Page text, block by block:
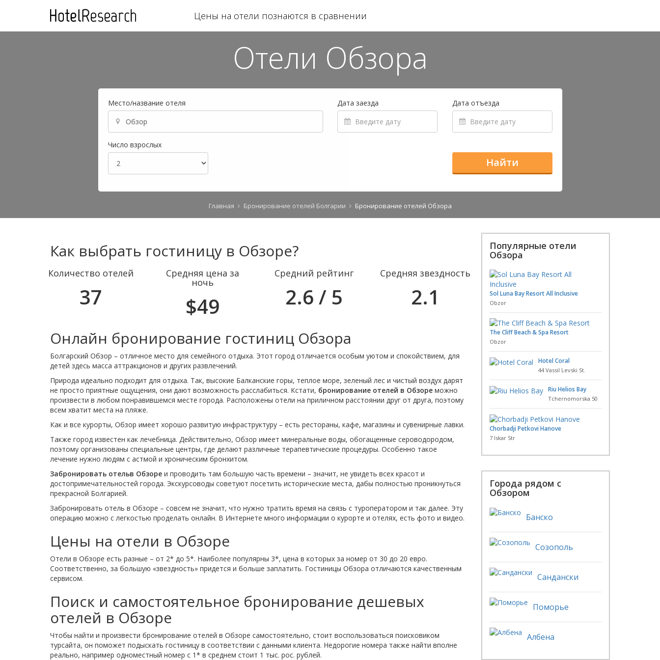
Цены на отели познаются в сравнении
Отели Обзора
Место/название отеля Дата заезда Дата отъезда
Число взрослых
Найти
Главная Бронирование отелей Болгарии Бронирование отелей Обзора
Как выбрать гостиницу в Обзоре?
Количество отелей
37
Средняя цена за
ночь
$49
Средний рейтинг
2.6 / 5
Средняя звездность
2.1
Онлайн бронирование гостиниц Обзора
Болгарский Обзор – отличное место для семейного отдыха. Этот город отличается особым уютом и спокойствием, для
детей здесь масса аттракционов и других развлечений.
Природа идеально подходит для отдыха. Так, высокие Балканские горы, теплое море, зеленый лес и чистый воздух дарят
не просто приятные ощущения, они дают возможность расслабиться. Кстати, бронирование отелей в Обзоре можно
произвести в любом понравившемся месте города. Расположены отели на приличном расстоянии друг от друга, поэтому
всем хватит места на пляже.
Как и все курорты, Обзор имеет хорошо развитую инфраструктуру – есть рестораны, кафе, магазины и сувенирные лавки.
Также город известен как лечебница. Действительно, Обзор имеет минеральные воды, обогащенные сероводородом,
поэтому организованы специальные центры, где делают различные терапевтические процедуры. Особенно такое
лечение нужно людям с астмой и хроническим бронхитом.
Забронировать отельв Обзоре и проводить там большую часть времени – значит, не увидеть всех красот и
достопримечательностей города. Экскурсоводы советуют посетить исторические места, дабы полностью проникнуться
прекрасной Болгарией.
Забронировать отель в Обзоре – совсем не значит, что нужно тратить время на связь с туроператором и так далее. Эту
операцию можно с легкостью проделать онлайн. В Интернете много информации о курорте и отелях, есть фото и видео.
Цены на отели в Обзоре
Отели в Обзоре есть разные – от 2* до 5*. Наиболее популярны 3*, цена в которых за номер от 30 до 20 евро.
Соответственно, за большую «звездность» придется и больше заплатить. Гостиницы Обзора отличаются качественным
сервисом.
Поиск и самостоятельное бронирование дешевых
отелей в Обзоре
Чтобы найти и произвести бронирование отелей в Обзоре самостоятельно, стоит воспользоваться поисковиком
турсайта, он поможет подыскать гостиницу в соответствии с данными клиента. Недорогие номера также найти вполне
реально, например одноместный номер с 1* в среднем стоит 1 тыс. рос. рублей.
Популярные отели
Обзора
Sol Luna Bay Resort All Inclusive
Obzor
The Cliff Beach & Spa Resort
Obzor
Hotel Coral
44 Vassil Levski St.
Riu Helios Bay
Tchernomorska 50
Chorbadji Petkovi Hanove
7 Iskar Str
Города рядом с
Обзором
Банско
Созополь
Сандански
Поморье
Албена